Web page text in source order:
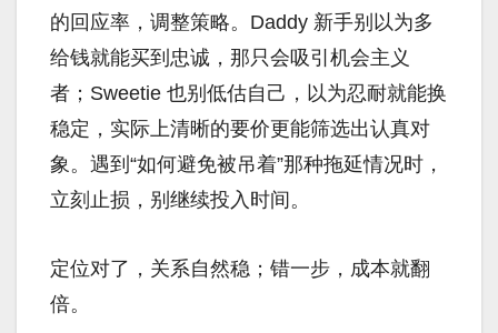
的回应率，调整策略。Daddy 新手别以为多
给钱就能买到忠诚，那只会吸引机会主义
者；Sweetie 也别低估自己，以为忍耐就能换
稳定，实际上清晰的要价更能筛选出认真对
象。遇到“如何避免被吊着”那种拖延情况时，
立刻止损，别继续投入时间。
定位对了，关系自然稳；错一步，成本就翻
倍。